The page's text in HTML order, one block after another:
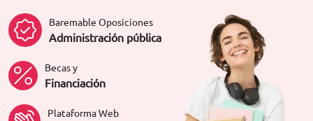
Baremable Oposiciones
Administración pública
Becas y
Financiación
Plataforma Web